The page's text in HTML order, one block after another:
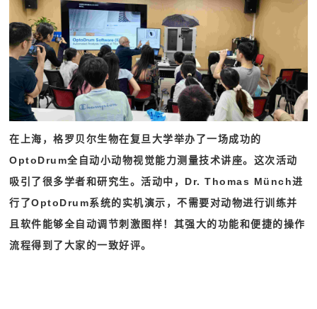
在上海，格罗贝尔生物在复旦大学举办了一场成功的
OptoDrum全自动小动物视觉能力测量技术讲座。这次活动
吸引了很多学者和研究生。活动中，Dr. Thomas Münch进
行了OptoDrum系统的实机演示，不需要对动物进行训练并
且软件能够全自动调节刺激图样！其强大的功能和便捷的操作
流程得到了大家的一致好评。